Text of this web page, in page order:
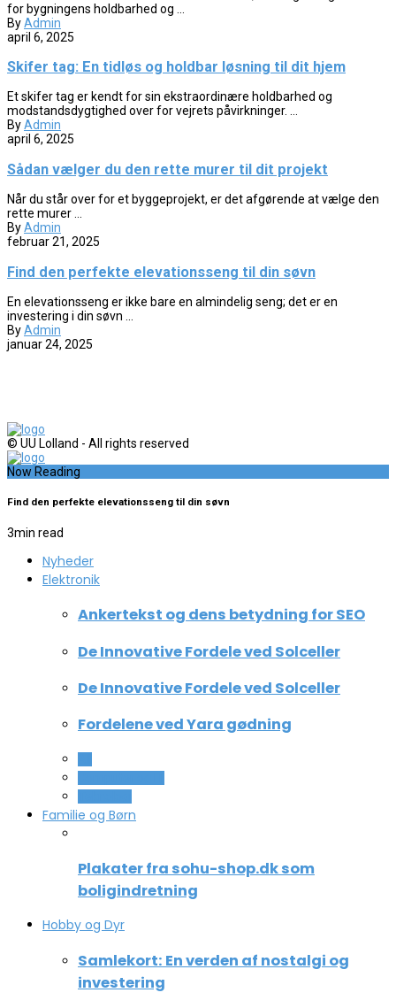
for bygningens holdbarhed og ...
ByAdmin
april 6, 2025
Skifer tag: En tidløs og holdbar løsning til dit hjem
Et skifer tag er kendt for sin ekstraordinære holdbarhed og
modstandsdygtighed over for vejrets påvirkninger. ...
ByAdmin
april 6, 2025
Sådan vælger du den rette murer til dit projekt
Når du står over for et byggeprojekt, er det afgørende at vælge den
rette murer ...
ByAdmin
februar 21, 2025
Find den perfekte elevationsseng til din søvn
En elevationsseng er ikke bare en almindelig seng; det er en
investering i din søvn ...
ByAdmin
januar 24, 2025
© UU Lolland - All rights reserved
Now Reading
Find den perfekte elevationsseng til din søvn
3min read
Nyheder
Elektronik
Ankertekst og dens betydning for SEO
De Innovative Fordele ved Solceller
De Innovative Fordele ved Solceller
Fordelene ved Yara gødning
Familie og Børn
Plakater fra sohu-shop.dk som
boligindretning
Hobby og Dyr
Samlekort: En verden af nostalgi og
investering